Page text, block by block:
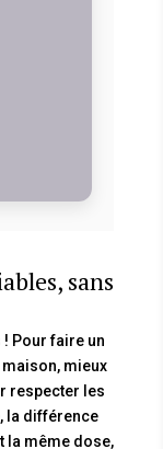
sans
Pour faire un
maison, mieux
respecter les
la différence
la même dose,